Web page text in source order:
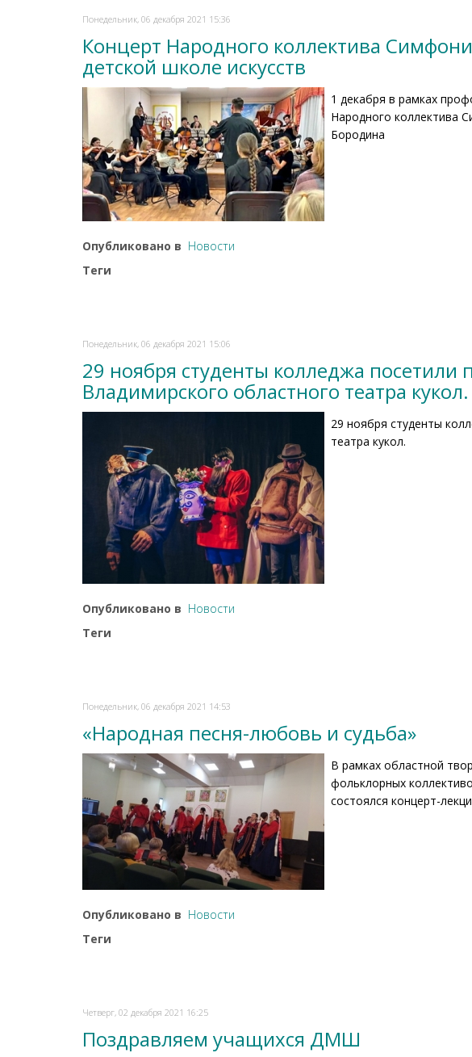
Понедельник, 06 декабря 2021 15:36
Концерт Народного коллектива
детской школе искусств
1 декабря в рамках
Народного коллектива
Бородина
Опубликовано в Новости
Теги
Понедельник, 06 декабря 2021 15:06
29 ноября студенты колледжа
Владимирского областного театра кукол.
29 ноября студенты
театра кукол.
Опубликовано в Новости
Теги
Понедельник, 06 декабря 2021 14:53
«Народная песня-любовь и судьба»
В рамках областной
фольклорных
состоялся концерт-
Опубликовано в Новости
Теги
Четверг, 02 декабря 2021 16:25
Поздравляем учащихся ДМШ